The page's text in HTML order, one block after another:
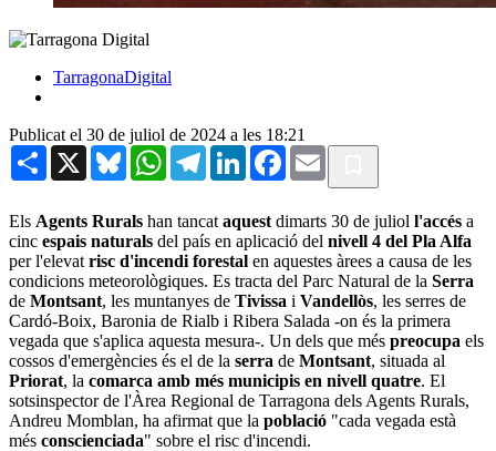
TarragonaDigital
Publicat el 30 de juliol de 2024 a les 18:21
Share X BlueskyWhatsAppTelegramLinkedInFacebook
Email
Els Agents Rurals han tancat aquest dimarts 30 de juliol l'accés a
cinc espais naturals del país en aplicació del nivell 4 del Pla Alfa
per l'elevat risc d'incendi forestal en aquestes àrees a causa de les
condicions meteorològiques. Es tracta del Parc Natural de la Serra
de Montsant, les muntanyes de Tivissa i Vandellòs, les serres de
Cardó-Boix, Baronia de Rialb i Ribera Salada -on és la primera
vegada que s'aplica aquesta mesura-. Un dels que més preocupa els
cossos d'emergències és el de la serra de Montsant, situada al
Priorat, la comarca amb més municipis en nivell quatre. El
sotsinspector de l'Àrea Regional de Tarragona dels Agents Rurals,
Andreu Momblan, ha afirmat que la població "cada vegada està
més conscienciada" sobre el risc d'incendi.